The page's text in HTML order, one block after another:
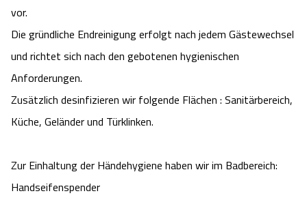
vor.
Die gründliche Endreinigung erfolgt nach jedem Gästewechsel
und richtet sich nach den gebotenen hygienischen
Anforderungen.
Zusätzlich desinfizieren wir folgende Flächen : Sanitärbereich,
Küche, Geländer und Türklinken.
Zur Einhaltung der Händehygiene haben wir im Badbereich:
Handseifenspender